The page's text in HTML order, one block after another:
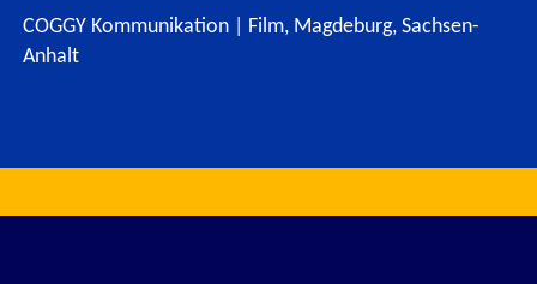
COGGY Kommunikation | Film, Magdeburg, Sachsen-
Anhalt